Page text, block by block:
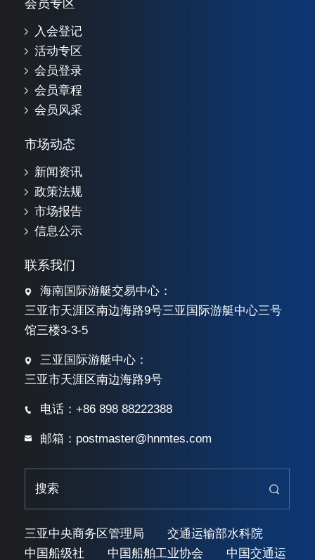
会员专区
入会登记
活动专区
会员登录
会员章程
会员风采
市场动态
新闻资讯
政策法规
市场报告
信息公示
联系我们
海南国际游艇交易中心：
三亚市天涯区南边海路9号三亚国际游艇中心三号
馆三楼3-3-5
三亚国际游艇中心：
三亚市天涯区南边海路9号
电话：+86 898 88222388
邮箱：postmaster@hnmtes.com
三亚中央商务区管理局
交通运输部水科院
中国船级社
中国船舶工业协会 中国交通运